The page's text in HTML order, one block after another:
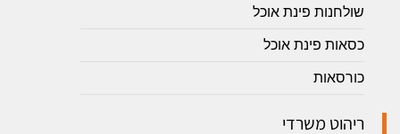
שולחנות פינת אוכל
כסאות פינת אוכל
כורסאות
ריהוט משרדי